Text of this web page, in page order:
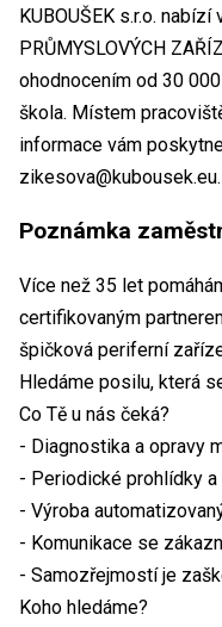
KUBOUŠEK s.r.o.
PRŮMYSLOVÝCH
ohodnocením od 30
škola. Místem
informace vám
zikesova@kubousek.eu.
Poznámka
Více než 35 let
certifikovaným
špičková periferní
Hledáme posilu, která
Co Tě u nás čeká?
- Diagnostika a opravy
- Periodické prohlídky
- Výroba
- Komunikace se
- Samozřejmostí je
Koho hledáme?